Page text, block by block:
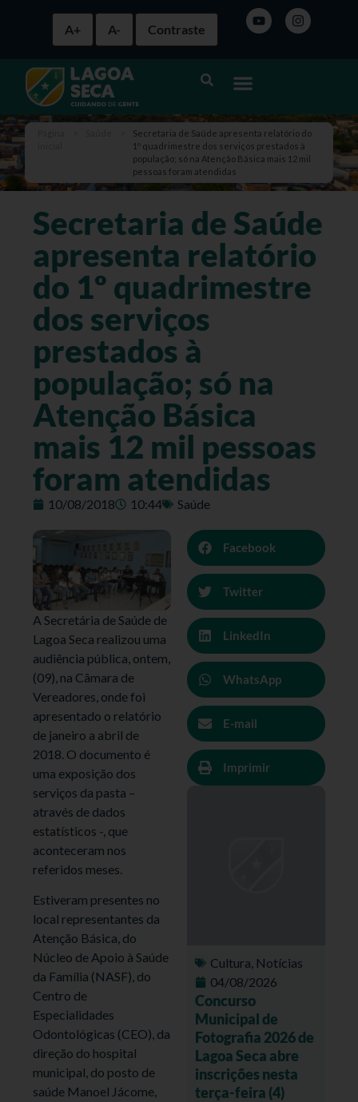
A+ A- Contraste
Secretaria de Saúde apresenta relatório do
1º quadrimestre dos serviços prestados à
população; só na Atenção Básica mais 12 mil
pessoas foram atendidas
Secretaria de Saúde
apresenta relatório
do 1º quadrimestre
dos serviços
prestados à
população; só na
Atenção Básica
mais 12 mil pessoas
foram atendidas
10/08/2018 10:44 Saúde
A Secretária de Saúde de
Lagoa Seca realizou uma
audiência pública, ontem,
(09), na Câmara de
Vereadores, onde foi
apresentado o relatório
de janeiro a abril de
2018. O documento é
uma exposição dos
serviços da pasta –
através de dados
estatísticos -, que
aconteceram nos
referidos meses.
Estiveram presentes no
local representantes da
Atenção Básica, do
Núcleo de Apoio à Saúde
da Família (NASF), do
Centro de
Especialidades
Odontológicas (CEO), da
direção do hospital
municipal, do posto de
saúde Manoel Jácome,
Facebook
Twitter
LinkedIn
WhatsApp
E-mail
Imprimir
Cultura, Notícias
04/08/2026
Concurso
Municipal de
Fotografia 2026 de
Lagoa Seca abre
inscrições nesta
terça-feira (4)